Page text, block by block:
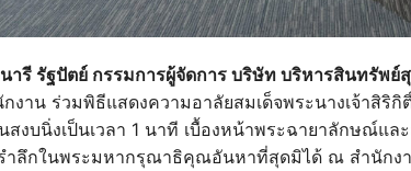
ารี รัฐปัตย์ กรรมการผู้จัดการ บริษัท บริหารสินทรัพย์
งาน ร่วมพิธีแสดงความอาลัยสมเด็จพระนางเจ้าสิ
งบนิ่งเป็นเวลา 1 นาที เบื้องหน้าพระฉายาลักษณ์แล
ลึกในพระมหากรุณาธิคุณอันหาที่สุดมิได้ ณ สำนักง